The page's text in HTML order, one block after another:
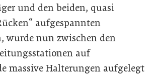
und den beiden, quasi
aufgespannten
wurde nun zwischen den
auf
massive Halterungen aufgelegt